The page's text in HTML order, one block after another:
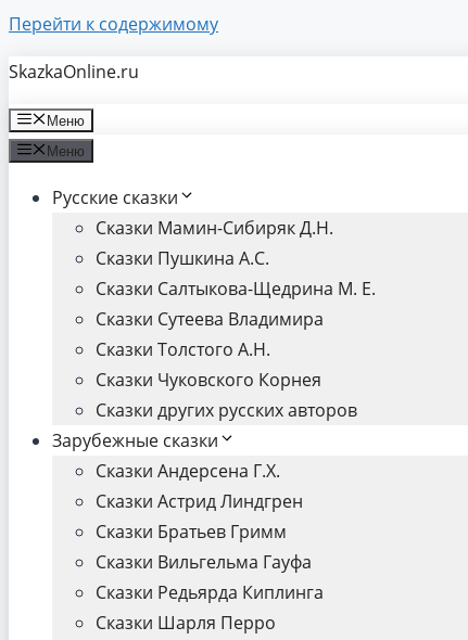
Перейти к содержимому
SkazkaOnline.ru
Меню
Меню
Русские сказки
Сказки Мамин-Сибиряк Д.Н.
Сказки Пушкина А.С.
Сказки Салтыкова-Щедрина М. Е.
Сказки Сутеева Владимира
Сказки Толстого А.Н.
Сказки Чуковского Корнея
Сказки других русских авторов
Зарубежные сказки
Сказки Андерсена Г.Х.
Сказки Астрид Линдгрен
Сказки Братьев Гримм
Сказки Вильгельма Гауфа
Сказки Редьярда Киплинга
Сказки Шарля Перро